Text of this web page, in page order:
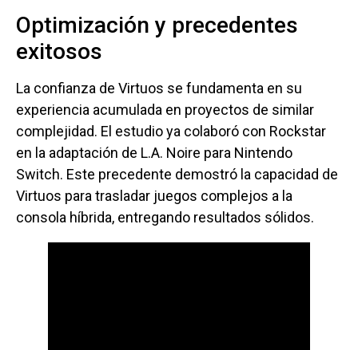
Optimización y precedentes
exitosos
La confianza de Virtuos se fundamenta en su
experiencia acumulada en proyectos de similar
complejidad. El estudio ya colaboró con Rockstar
en la adaptación de L.A. Noire para Nintendo
Switch. Este precedente demostró la capacidad de
Virtuos para trasladar juegos complejos a la
consola híbrida, entregando resultados sólidos.